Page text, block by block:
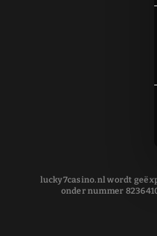
lucky7casino.nl wordt
onder nummer